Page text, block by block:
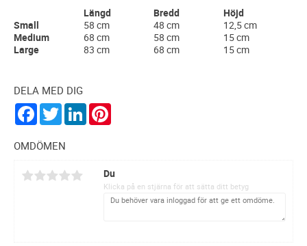
Längd
Bredd
Höjd
Small
58 cm 48 cm
12,5 cm
Medium
68 cm 58 cm
15 cm
Large
83 cm 68 cm 15 cm
DELA MED DIG
F
e
b
o
k
T
w
t
t
r
L
e
s
t
OMDÖMEN
Du
Klicka på en stjärna för att sätta ditt betyg